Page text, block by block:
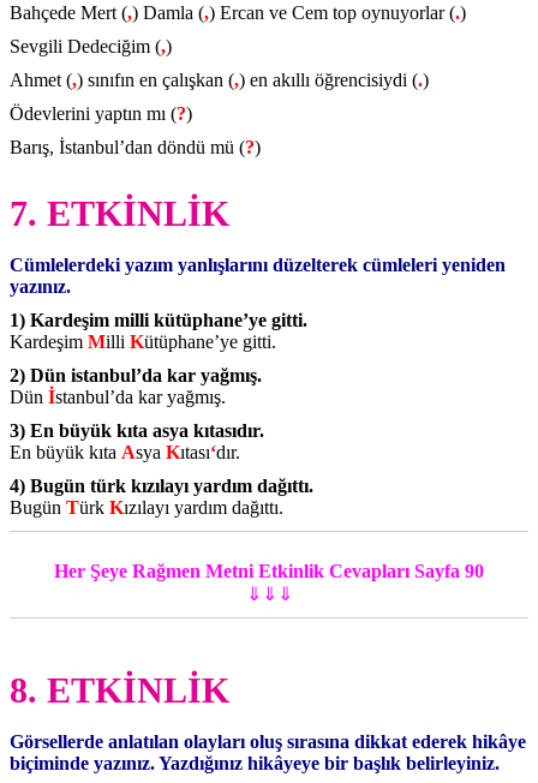
Bahçede Mert (,) Damla (,) Ercan ve Cem top oynuyorlar (.)
Sevgili Dedeciğim (,)
Ahmet (,) sınıfın en çalışkan (,) en akıllı öğrencisiydi (.)
Ödevlerini yaptın mı (?)
Barış, İstanbul’dan döndü mü (?)
7. ETKİNLİK
Cümlelerdeki yazım yanlışlarını düzelterek cümleleri yeniden
yazınız.
1) Kardeşim milli kütüphane’ye gitti.
Kardeşim Milli Kütüphane’ye gitti.
2) Dün istanbul’da kar yağmış.
Dün İstanbul’da kar yağmış.
3) En büyük kıta asya kıtasıdır.
En büyük kıta Asya Kıtası‘dır.
4) Bugün türk kızılayı yardım dağıttı.
Bugün Türk Kızılayı yardım dağıttı.
Her Şeye Rağmen Metni Etkinlik Cevapları Sayfa 90
⇓⇓⇓
8. ETKİNLİK
Görsellerde anlatılan olayları oluş sırasına dikkat ederek hikâye
biçiminde yazınız. Yazdığınız hikâyeye bir başlık belirleyiniz.